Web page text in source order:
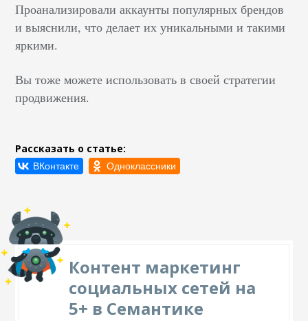
Проанализировали аккаунты популярных брендов
и выяснили, что делает их уникальными и такими
яркими.
Вы тоже можете использовать в своей стратегии
продвижения.
Рассказать о статье:
Контент маркетинг
социальных сетей на
5+ в Семантике